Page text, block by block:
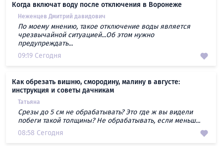
Когда включат воду после отключения в Воронеже
Неженцев Дмитрий давидович
По моему мнению, такое отключение воды является
чрезвычайной ситуацией...Об этом нужно
предупреждать...
09:19 Сегодня
Как обрезать вишню, смородину, малину в августе:
инструкция и советы дачникам
Татьяна
Срезы до 5 см не обрабатывать? Это где ж вы видели
побеги такой толщины? Не обрабатывать, если меньш...
08:58 Сегодня